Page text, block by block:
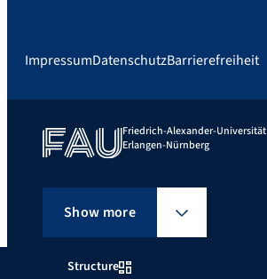
Structure
ImpressumDatenschutzBarrierefreiheit
Friedrich-Alexander-Universität
Erlangen-Nürnberg
Show more